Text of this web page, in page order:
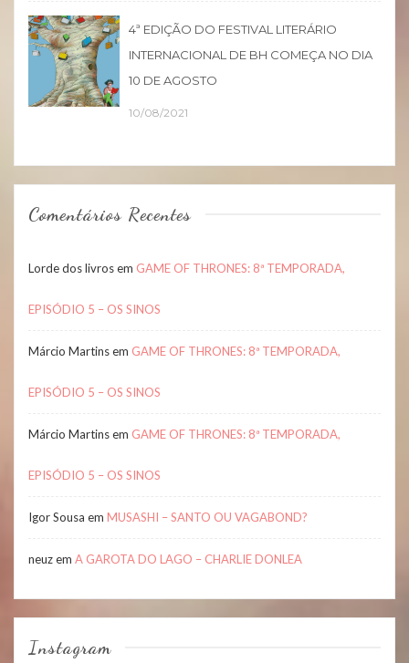
4ª EDIÇÃO DO FESTIVAL LITERÁRIO
INTERNACIONAL DE BH COMEÇA NO DIA
10 DE AGOSTO
10/08/2021
Comentários Recentes
Lorde dos livrosem GAME OF THRONES: 8ª TEMPORADA,
EPISÓDIO 5 – OS SINOS
Márcio Martinsem GAME OF THRONES: 8ª TEMPORADA,
EPISÓDIO 5 – OS SINOS
Márcio Martinsem GAME OF THRONES: 8ª TEMPORADA,
EPISÓDIO 5 – OS SINOS
Igor Sousa em MUSASHI – SANTO OU VAGABOND?
neuzem A GAROTA DO LAGO – CHARLIE DONLEA
Instagram